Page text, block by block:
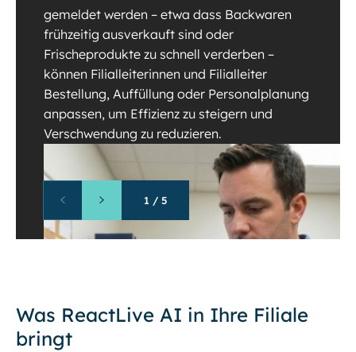
gemeldet werden – etwa dass Backwaren
frühzeitig ausverkauft sind oder
Frischeprodukte zu schnell verderben –
können Filialleiterinnen und Filialleiter
Bestellung, Auffüllung oder Personalplanung
anpassen, um Effizienz zu steigern und
Verschwendung zu reduzieren.
1 / 5
Was ReactLive AI in Ihre Filiale
bringt